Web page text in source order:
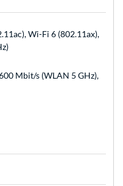
Wi-Fi 6 (802.11ax),
Mbit/s (WLAN 5 GHz),